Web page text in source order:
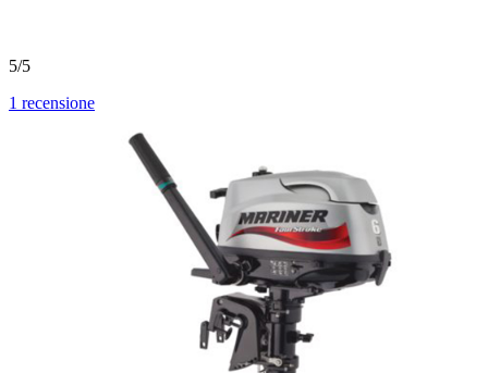
5/5
1 recensione